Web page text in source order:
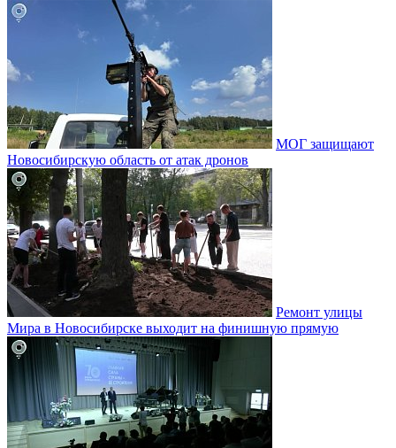
МОГ защищают
Новосибирскую область от атак дронов
Ремонт улицы
Мира в Новосибирске выходит на финишную прямую